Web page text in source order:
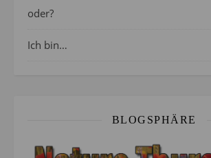
oder?
Ich bin…
BLOGSPHÄRE